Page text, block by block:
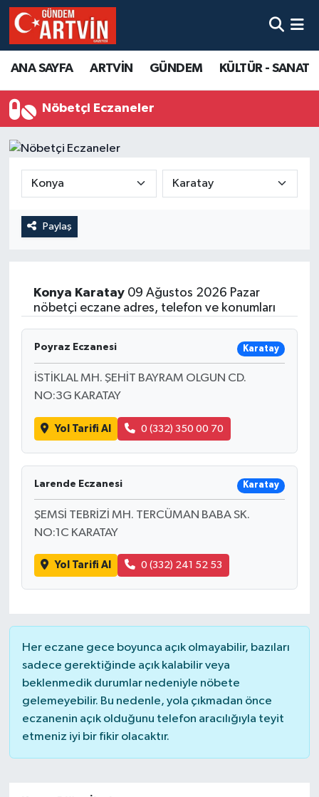
ANA SAYFA ARTVİN GÜNDEM KÜLTÜR - SANAT
Nöbetçi Eczaneler
Paylaş
Konya Karatay09 Ağustos 2026 Pazar
nöbetçi eczane adres, telefon ve konumları
Poyraz Eczanesi Karatay
İSTİKLAL MH. ŞEHİT BAYRAM OLGUN CD.
NO:3G KARATAY
Yol Tarifi Al 0 (332) 350 00 70
Larende Eczanesi Karatay
ŞEMSİ TEBRİZİ MH. TERCÜMAN BABA SK.
NO:1C KARATAY
Yol Tarifi Al 0 (332) 241 52 53
Her eczane gece boyunca açık olmayabilir, bazıları
sadece gerektiğinde açık kalabilir veya
beklenmedik durumlar nedeniyle nöbete
gelemeyebilir. Bu nedenle, yola çıkmadan önce
eczanenin açık olduğunu telefon aracılığıyla teyit
etmeniz iyi bir fikir olacaktır.